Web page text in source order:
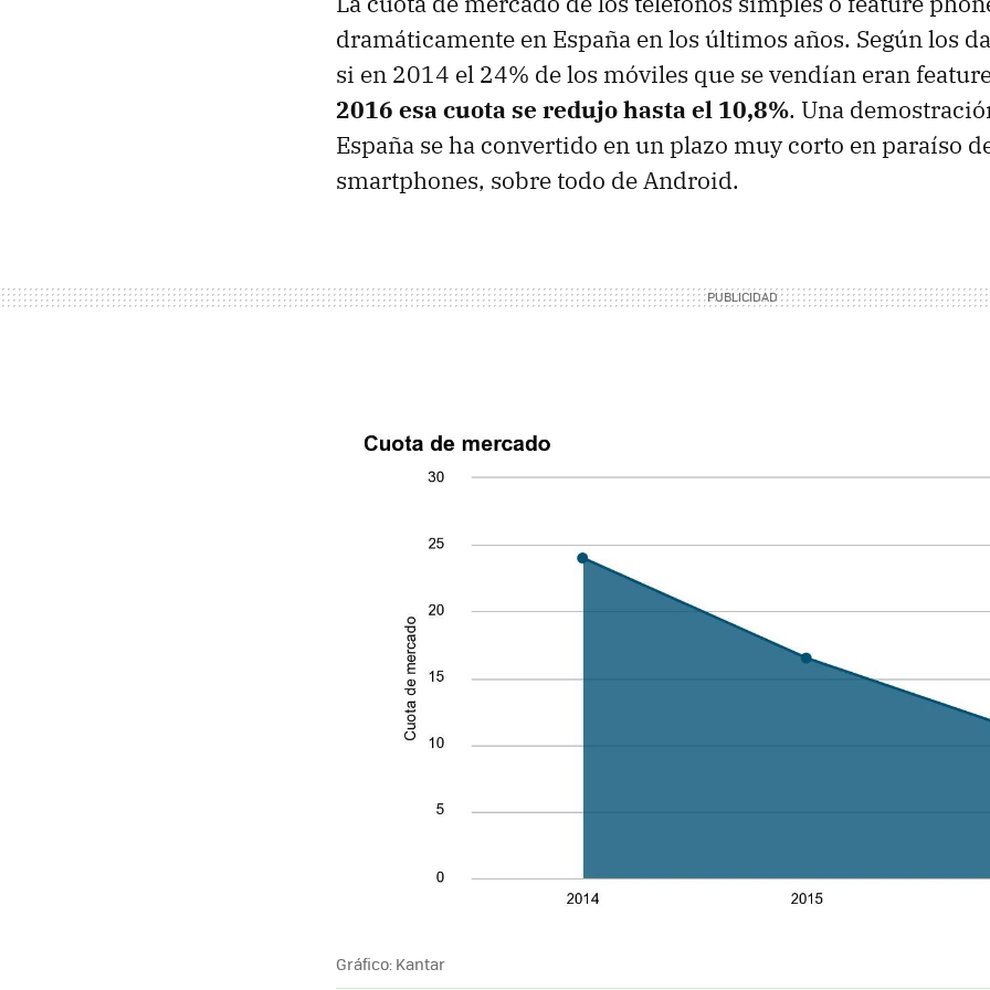
dramáticamente en España en los últimos años. Según los
si en 2014 el 24% de los móviles que se vendían eran
2016 esa cuota se redujo hasta el 10,8%. Una
España se ha convertido en un plazo muy corto en paraíso
smartphones, sobre todo de Android.
Gráfico: Kantar